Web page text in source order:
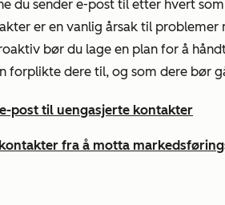
du sender e-post til etter hvert
er en vanlig årsak til
bør du lage en plan for å
forplikte dere til, og som dere bør
post til uengasjerte kontakter
fra å motta